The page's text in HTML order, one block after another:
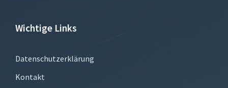
Wichtige Links
Datenschutzerklärung
Kontakt